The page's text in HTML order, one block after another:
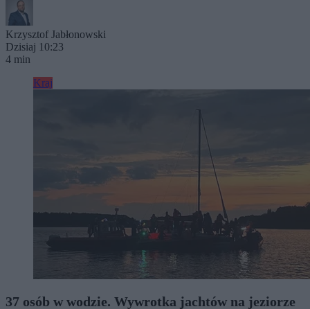
Krzysztof Jabłonowski
Dzisiaj 10:23
4 min
Kraj
37 osób w wodzie. Wywrotka jachtów na jeziorze